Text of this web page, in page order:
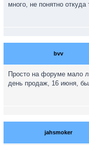
много, не понятно откуда
bvv
Просто на форуме мало
день продаж, 16 июня,
jahsmoker